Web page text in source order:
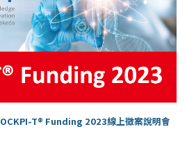
T® Funding 2023線上徵案說明會